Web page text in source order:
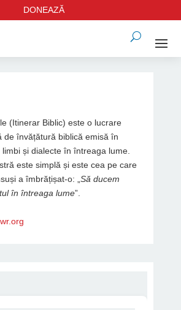
DONEAZĂ
(Itinerar Biblic) este o lucrare
de învățătură biblică emisă în
și dialecte în întreaga lume.
este simplă și este cea pe care
a îmbrățișat-o: „ Să ducem
în întreaga lume”.